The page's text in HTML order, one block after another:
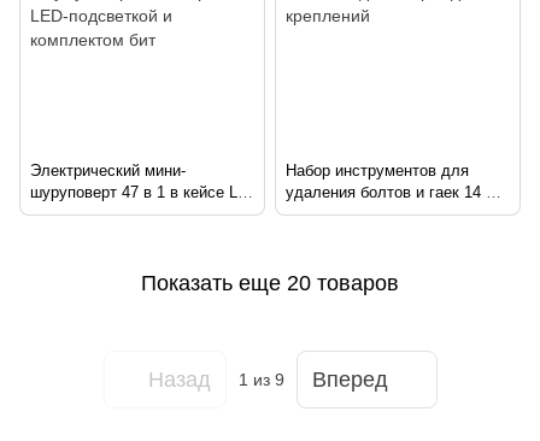
Электрический мини-
шуруповерт 47 в 1 в кейсе LY-
83 • Угловая аккумуляторная
Набор инструментов для
удаления болтов и гаек 14 шт
• Экстракторы Nut Extractor
Показать еще 20 товаров
Назад 1 из 9 Вперед